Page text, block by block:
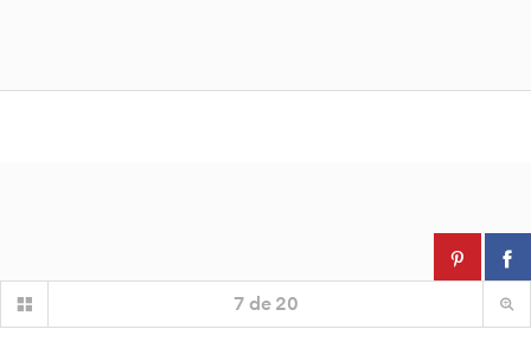
7 de 20